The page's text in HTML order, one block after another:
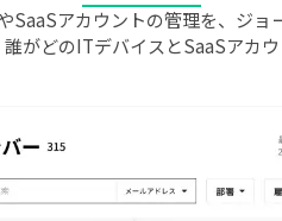
アカウントの管理を、ジョ
がどのITデバイスとSaaSアカ